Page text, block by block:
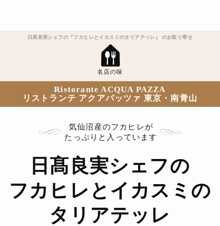
名店の味
日髙良実シェフの『フカヒレとイカスミのタリアテッレ』 のお取り寄せ
Ristorante ACQUA PAZZA
リストランテ アクアパッツァ 東京・南青山
気仙沼産のフカヒレが
たっぷりと入っています
日髙良実シェフの
フカヒレとイカスミの
タリアテッレ